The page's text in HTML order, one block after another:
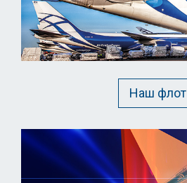
Наш флот